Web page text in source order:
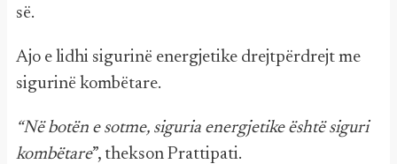
së.
Ajo e lidhi sigurinë energjetike drejtpërdrejt me
sigurinë kombëtare.
“Në botën e sotme, siguria energjetike është siguri
kombëtare”, thekson Prattipati.